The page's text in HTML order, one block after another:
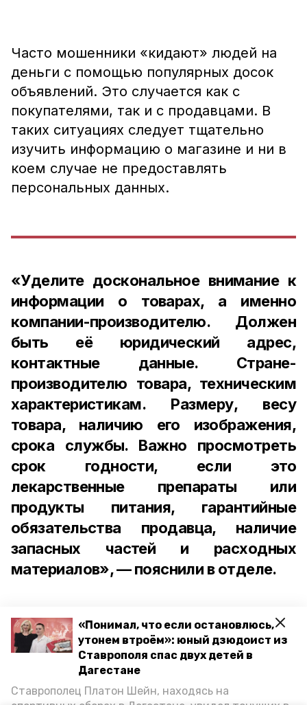
«Понимал, что если остановлюсь,
утонем втроём»: юный дзюдоист из
Ставрополя спас двух детей в
Дагестане
Ставрополец Платон Шейн, находясь на
Часто мошенники «кидают» людей на
деньги с помощью популярных досок
объявлений. Это случается как с
покупателями, так и с продавцами. В
таких ситуациях следует тщательно
изучить информацию о магазине и ни в
коем случае не предоставлять
персональных данных.
«Уделите доскональное внимание к
информации о товарах, а именно
компании-производителю. Должен
быть её юридический адрес,
контактные данные. Стране-
производителю товара, техническим
характеристикам. Размеру, весу
товара, наличию его изображения,
срока службы. Важно просмотреть
срок годности, если это
лекарственные препараты или
продукты питания, гарантийные
обязательства продавца, наличие
запасных частей и расходных
материалов», — пояснили в отделе.
Почему предложения быстро
разбогатеть с помощью валютных
рынков чаще всего оборачиваются